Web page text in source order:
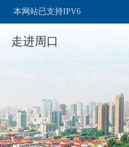
本网站已支持IPV6
走进周口